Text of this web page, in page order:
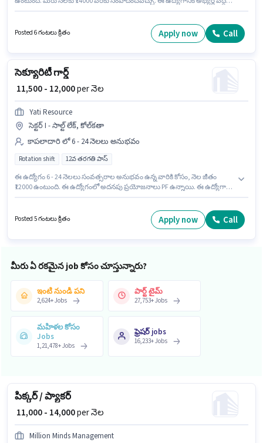
చేసుకోవచ్చు. ఈ ఉద్యోగానికి Fixed జీతం ఇవ్వబడుతుంది. ఈ ఉద్యోగం సెక్టర్ I - సాల్ట్
లేక్, కోల్‌కతా లో ఉంది. Krishna Patiserrie లో వెయిటర్ / స్టీవార్డ్ విభాగంలో
Posted 6 గంటలు క్రితం Apply now Call
సెక్యూరిటీ గార్డ్
₹ 11,500 - 12,000per నెల
Yati Resource
సెక్టర్ I - సాల్ట్ లేక్, కోల్‌కతా
కాపలాదారి లో 6 - 24 నెలలు అనుభవం
Rotation shift 12వ తరగతి పాస్
ఈ ఉద్యోగం 6 - 24 నెలలు సంవత్సరాల అనుభవం ఉన్న వారికి కోసం, నెల జీతం
₹12000 ఉంటుంది. ఈ ఉద్యోగంలో అదనపు ప్రయోజనాలు PF ఉన్నాయి. ఈ ఉద్యోగానికి
Rotation Shift మరియు వారానికి Others ఉంటాయి. ఈ ఉద్యోగం సెక్టర్ I - సాల్ట్ లేక్,
Posted 5 గంటలు క్రితం Apply now Call
మీరు ఏ రకమైన job కోసం చూస్తున్నారు?
ఇంటి నుండి పని
2,624+Jobs
పార్ట్ టైమ్
27,753+Jobs
మహిళల కోసం
Jobs
1,21,478+Jobs
ఫ్రెషర్ jobs
16,233+Jobs
పిక్కర్ / ప్యాకర్
₹ 11,000 - 14,000per నెల
Million Minds Management